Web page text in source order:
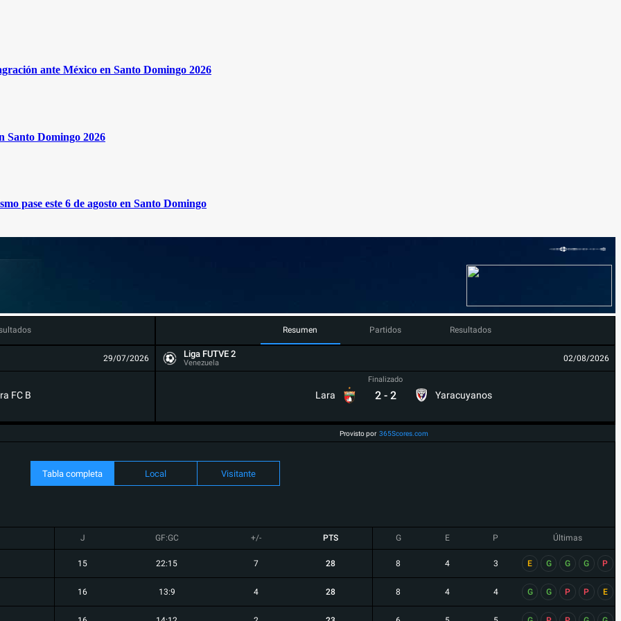
ante México en Santo Domingo 2026
Santo Domingo 2026
pase este 6 de agosto en Santo Domingo
29/07/2026
FC B
Resumen Partidos Resultados
Liga FUTVE 2
Venezuela 02/08/2026
Lara
Finalizado
2 - 2 Yaracuyanos
Provisto por 365Scores.com
Tabla completa Local Visitante
J GF:GC +/- PTS G E P Últimas
15 22:15 7 28 8 4 3 E G G G P
16 13:9 4 28 8 4 4 G G P P E